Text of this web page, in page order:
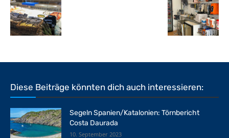
Diese Beiträge könnten dich auch interessieren:
Segeln Spanien/Katalonien: Törnbericht
Costa Daurada
10. September 2023